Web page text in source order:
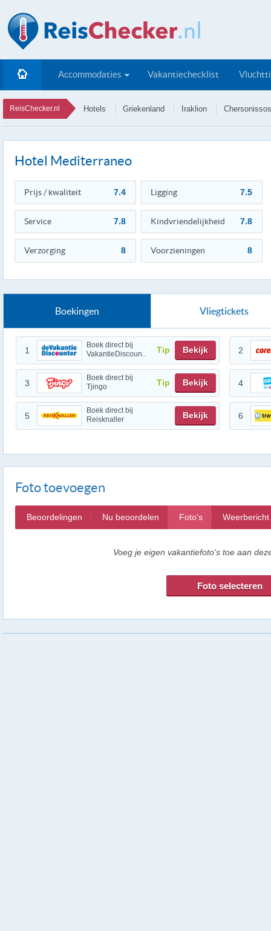
Accommodaties Vakantiechecklist
ReisChecker.nl Hotels Griekenland Iraklion Chersonissos
Hotel Mediterraneo
Prijs / kwaliteit 7.4 Ligging 7.5
Service 7.8 Kindvriendelijkheid 7.8
Verzorging 8 Voorzieningen 8
Boekingen Vliegtickets
1
Boek direct bij
VakantieDiscoun..
Tip Bekijk 2
3
Boek direct bij
Tjingo
Tip Bekijk 4
5
Boek direct bij
Reisknaller
Bekijk 6
Foto toevoegen
Beoordelingen Nu beoordelen Foto's Weerbericht
Voeg je eigen vakantiefoto's toe aan